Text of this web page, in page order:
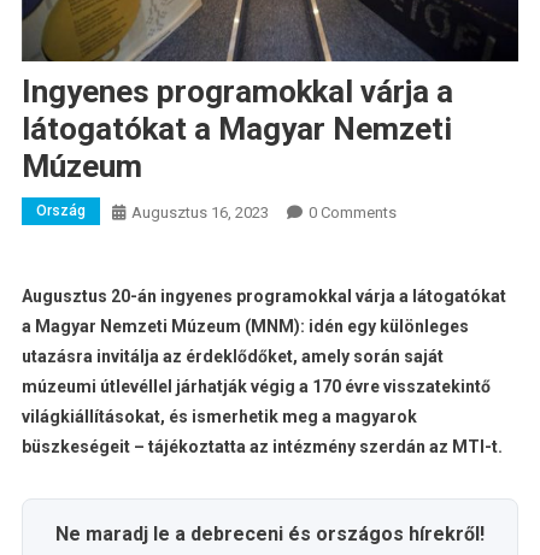
Ingyenes programokkal várja a
látogatókat a Magyar Nemzeti
Múzeum
Ország Augusztus 16, 2023 0 Comments
Augusztus 20-án ingyenes programokkal várja a látogatókat
a Magyar Nemzeti Múzeum (MNM): idén egy különleges
utazásra invitálja az érdeklődőket, amely során saját
múzeumi útlevéllel járhatják végig a 170 évre visszatekintő
világkiállításokat, és ismerhetik meg a magyarok
büszkeségeit – tájékoztatta az intézmény szerdán az MTI-t.
Ne maradj le a debreceni és országos hírekről!